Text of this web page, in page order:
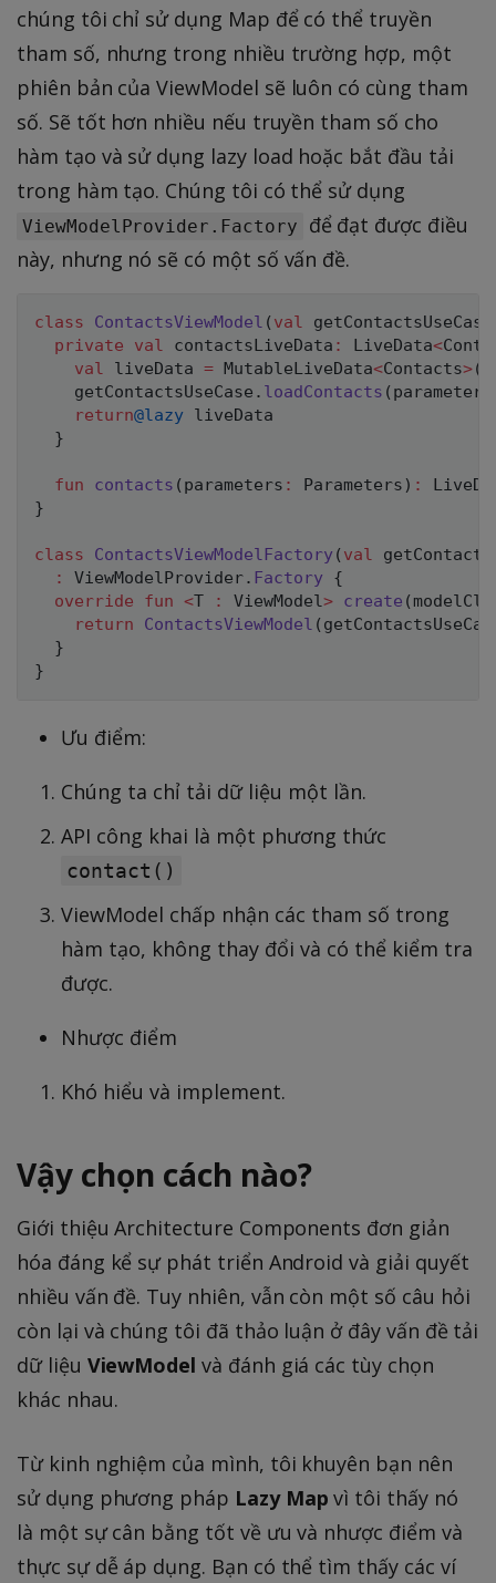
chúng tôi chỉ sử dụng Map để có thể truyền
tham số, nhưng trong nhiều trường hợp, một
phiên bản của ViewModel sẽ luôn có cùng tham
số. Sẽ tốt hơn nhiều nếu truyền tham số cho
hàm tạo và sử dụng lazy load hoặc bắt đầu tải
trong hàm tạo. Chúng tôi có thể sử dụng
ViewModelProvider.Factory
để đạt được điều
này, nhưng nó sẽ có một số vấn đề.
class ContactsViewModel ( val getContactsUseCase
private
val contactsLiveData : LiveData<
val liveData = MutableLiveData<Contacts>(
    getContactsUseCase
. loadContacts ( parameters
return@lazy liveData
}
fun contacts ( parameters : Parameters ) :
}
class ContactsViewModelFactory ( val
:
ViewModelProvider. Factory
{
override
fun <T : ViewModel> create (
return
ContactsViewModel (
}
}
Ưu điểm:
Chúng ta chỉ tải dữ liệu một lần.
API công khai là một phương thức
contact()
ViewModel chấp nhận các tham số trong
hàm tạo, không thay đổi và có thể kiểm tra
được.
Nhược điểm
Khó hiểu và implement.
Vậy chọn cách nào?
Giới thiệu Architecture Components đơn giản
hóa đáng kể sự phát triển Android và giải quyết
nhiều vấn đề. Tuy nhiên, vẫn còn một số câu hỏi
còn lại và chúng tôi đã thảo luận ở đây vấn đề tải
dữ liệu ViewModel và đánh giá các tùy chọn
khác nhau.
Từ kinh nghiệm của mình, tôi khuyên bạn nên
sử dụng phương pháp Lazy Map vì tôi thấy nó
là một sự cân bằng tốt về ưu và nhược điểm và
thực sự dễ áp dụng. Bạn có thể tìm thấy các ví